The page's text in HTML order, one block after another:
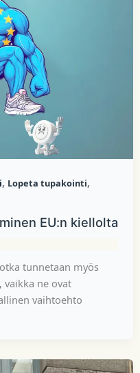
, Lopeta tupakointi,
EU:n kiellolta
tunnetaan myös
ne ovat
vaihtoehto